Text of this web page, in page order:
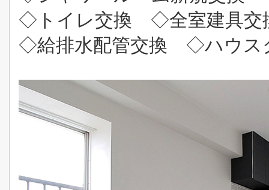
◇トイレ交換 ◇全室建具
◇給排水配管交換 ◇ハウス